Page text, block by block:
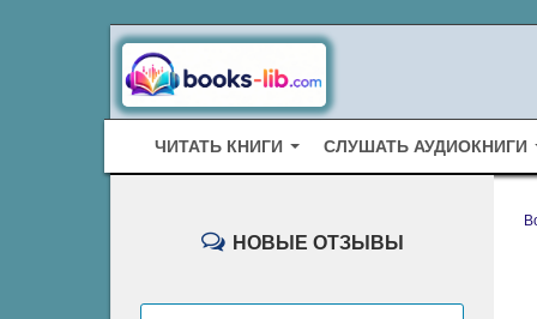
ЧИТАТЬ КНИГИ СЛУШАТЬ АУДИОКНИГИ
НОВЫЕ ОТЗЫВЫ